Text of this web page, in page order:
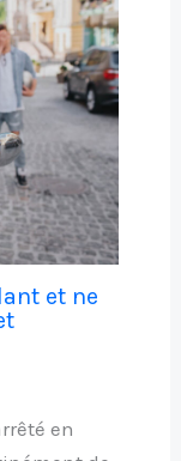
et ne
en